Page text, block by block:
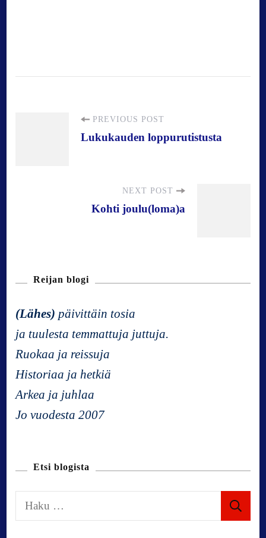
v
i
g
t
i
PREVIOUS POST
Lukukauden loppurutistusta
NEXT POST
Kohti joulu(loma)a
Reijan blogi
(Lähes) päivittäin tosia
ja tuulesta temmattuja juttuja.
Ruokaa ja reissuja
Historiaa ja hetkiä
Arkea ja juhlaa
Jo vuodesta 2007
Etsi blogista
a